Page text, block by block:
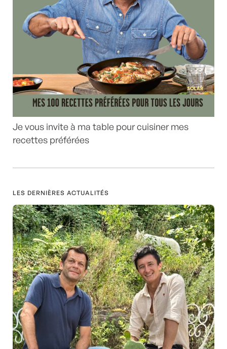
Je vous invite à ma table pour cuisiner mes
recettes préférées
LES DERNIÈRES ACTUALITÉS